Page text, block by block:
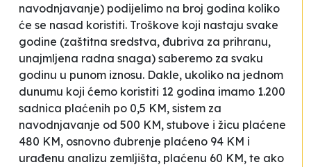
navodnjavanje) podijelimo na broj godina koliko
će se nasad koristiti. Troškove koji nastaju svake
godine (zaštitna sredstva, đubriva za prihranu,
unajmljena radna snaga) saberemo za svaku
godinu u punom iznosu. Dakle, ukoliko na jednom
dunumu koji ćemo koristiti 12 godina imamo 1.200
sadnica plaćenih po 0,5 KM, sistem za
navodnjavanje od 500 KM, stubove i žicu plaćene
480 KM, osnovno đubrenje plaćeno 94 KM i
urađenu analizu zemljišta, plaćenu 60 KM, te ako